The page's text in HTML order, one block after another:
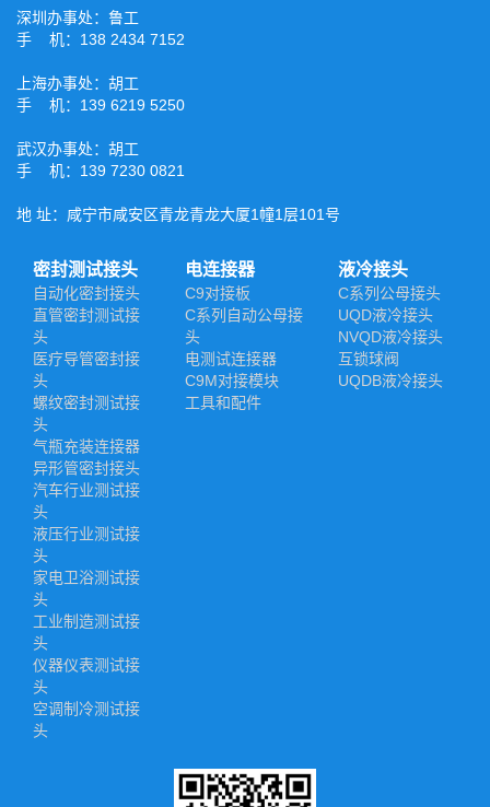
深圳办事处：鲁工
手 机：138 2434 7152
上海办事处：胡工
手 机：139 6219 5250
武汉办事处：胡工
手 机：139 7230 0821
地 址：咸宁市咸安区青龙青龙大厦1幢1层101号
密封测试接头
自动化密封接头
直管密封测试接
头
医疗导管密封接
头
螺纹密封测试接
头
气瓶充装连接器
异形管密封接头
汽车行业测试接
头
液压行业测试接
头
家电卫浴测试接
头
工业制造测试接
头
仪器仪表测试接
头
空调制冷测试接
头
电连接器
C9对接板
C系列自动公母接
头
电测试连接器
C9M对接模块
工具和配件
液冷接头
C系列公母接头
UQD液冷接头
NVQD液冷接头
互锁球阀
UQDB液冷接头